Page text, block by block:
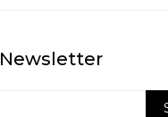
Newsletter